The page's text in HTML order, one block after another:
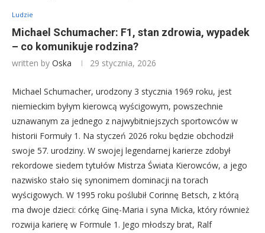
Ludzie
Michael Schumacher: F1, stan zdrowia, wypadek
– co komunikuje rodzina?
written by Oska 29 stycznia, 2026
Michael Schumacher, urodzony 3 stycznia 1969 roku, jest
niemieckim byłym kierowcą wyścigowym, powszechnie
uznawanym za jednego z najwybitniejszych sportowców w
historii Formuły 1. Na styczeń 2026 roku będzie obchodził
swoje 57. urodziny. W swojej legendarnej karierze zdobył
rekordowe siedem tytułów Mistrza Świata Kierowców, a jego
nazwisko stało się synonimem dominacji na torach
wyścigowych. W 1995 roku poślubił Corinnę Betsch, z którą
ma dwoje dzieci: córkę Ginę-Maria i syna Micka, który również
rozwija karierę w Formule 1. Jego młodszy brat, Ralf